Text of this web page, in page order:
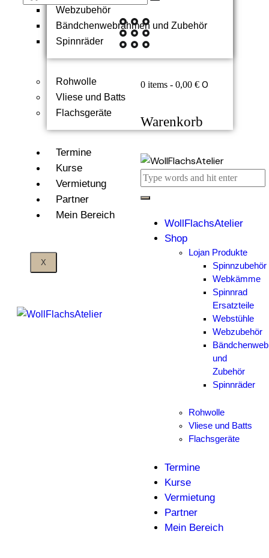
Webzubehör
Bändchenwebrahmen und Zubehör
Spinnräder
Rohwolle
Vliese und Batts
Flachsgeräte
Termine
Kurse
Vermietung
Partner
Mein Bereich
X
0 items - 0,00 € 0
Warenkorb
WollFlachsAtelier
Shop
Lojan Produkte
Spinnzubehör
Webkämme
Spinnrad
Ersatzteile
Webstühle
Webzubehör
und
Zubehör
Spinnräder
Rohwolle
Vliese und Batts
Flachsgeräte
Termine
Kurse
Vermietung
Partner
Mein Bereich